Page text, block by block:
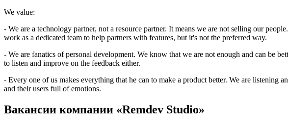
We value:
- We are a technology partner, not a resource partner. It means we are not selling our
work as a dedicated team to help partners with features, but it's not the preferred way.
- We are fanatics of personal development. We know that we are not enough and can be
to listen and improve on the feedback either.
- Every one of us makes everything that he can to make a product better. We are listening
and their users full of emotions.
Вакансии компании «Remdev Studio»